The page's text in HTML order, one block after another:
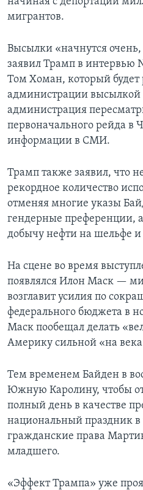
мигрантов.
Высылки «начнутся
заявил Трамп в интервью
Том Хоман, который будет
администрации высылкой
администрация
первоначального рейда в
информации в СМИ.
Трамп также заявил, что
рекордное количество
отменяя многие указы
гендерные преференции,
добычу нефти на шельфе
На сцене во время
появлялся Илон Маск —
возглавит усилия по
федерального бюджета в
Маск пообещал делать
Америку сильной «на
Тем временем Байден в
Южную Каролину, чтобы
полный день в качестве
национальный праздник в
гражданские права
младшего.
«Эффект Трампа» уже